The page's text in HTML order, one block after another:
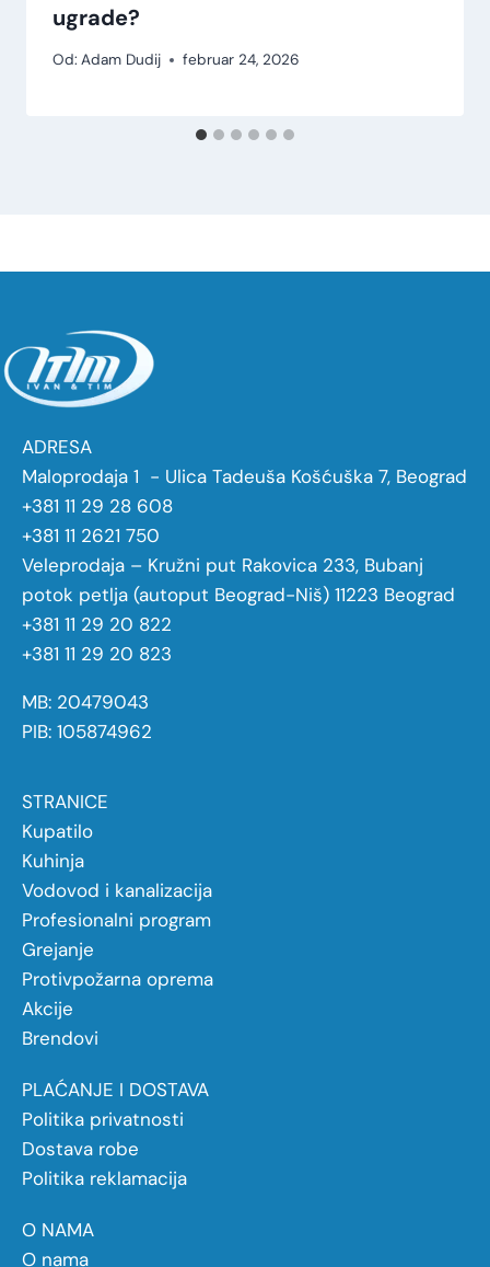
ugrade?
Od: Adam Dudij februar 24, 2026
ADRESA
Maloprodaja 1 - Ulica Tadeuša Košćuška 7, Beograd
+381 11 29 28 608
+381 11 2621 750
Veleprodaja – Kružni put Rakovica 233, Bubanj
potok petlja (autoput Beograd-Niš) 11223 Beograd
+381 11 29 20 822
+381 11 29 20 823
MB: 20479043
PIB: 105874962
STRANICE
Kupatilo
Kuhinja
Vodovod i kanalizacija
Profesionalni program
Grejanje
Protivpožarna oprema
Akcije
Brendovi
PLAĆANJE I DOSTAVA
Politika privatnosti
Dostava robe
Politika reklamacija
O NAMA
O nama